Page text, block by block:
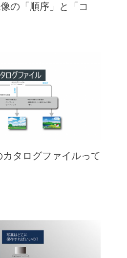
の「順序」と「コ
タログファイルって